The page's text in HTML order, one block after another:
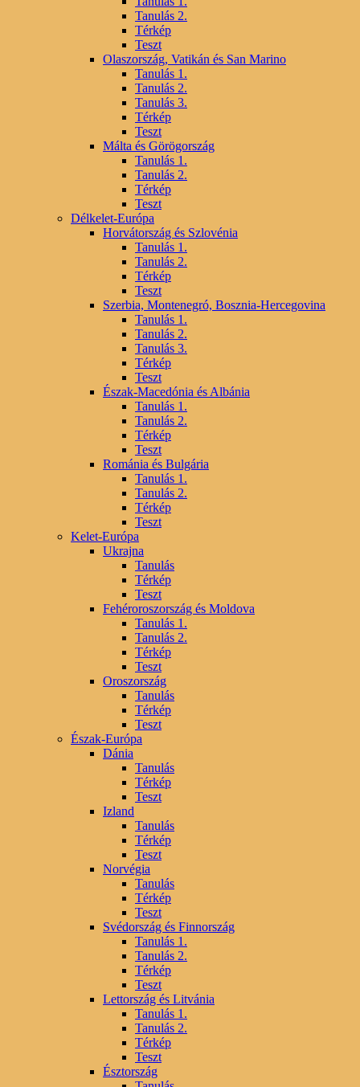
Tanulás 2.
Térkép
Teszt
Olaszország, Vatikán és San Marino
Tanulás 1.
Tanulás 2.
Tanulás 3.
Térkép
Teszt
Málta és Görögország
Tanulás 1.
Tanulás 2.
Térkép
Teszt
Délkelet-Európa
Horvátország és Szlovénia
Tanulás 1.
Tanulás 2.
Térkép
Teszt
Szerbia, Montenegró, Bosznia-Hercegovina
Tanulás 1.
Tanulás 2.
Tanulás 3.
Térkép
Teszt
Észak-Macedónia és Albánia
Tanulás 1.
Tanulás 2.
Térkép
Teszt
Románia és Bulgária
Tanulás 1.
Tanulás 2.
Térkép
Teszt
Kelet-Európa
Ukrajna
Tanulás
Térkép
Teszt
Fehéroroszország és Moldova
Tanulás 1.
Tanulás 2.
Térkép
Teszt
Oroszország
Tanulás
Térkép
Teszt
Észak-Európa
Dánia
Tanulás
Térkép
Teszt
Izland
Tanulás
Térkép
Teszt
Norvégia
Tanulás
Térkép
Teszt
Svédország és Finnország
Tanulás 1.
Tanulás 2.
Térkép
Teszt
Lettország és Litvánia
Tanulás 1.
Tanulás 2.
Térkép
Teszt
Észtország